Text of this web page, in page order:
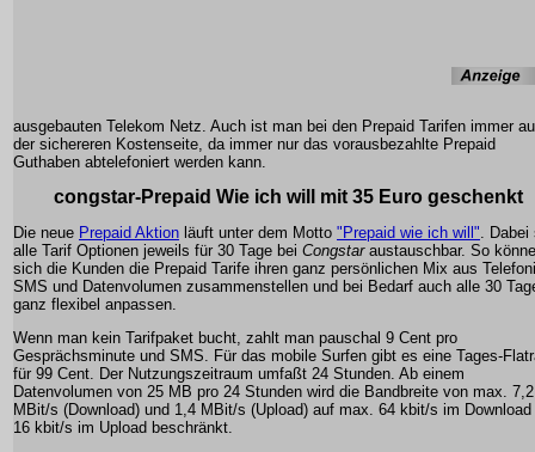
ausgebauten Telekom Netz. Auch ist man bei den Prepaid Tarifen immer
der sichereren Kostenseite, da immer nur das vorausbezahlte Prepaid
Guthaben abtelefoniert werden kann.
congstar-Prepaid Wie ich will mit 35 Euro geschenkt
Die neue Prepaid Aktion läuft unter dem Motto "Prepaid wie ich will". Dabei
alle Tarif Optionen jeweils für 30 Tage bei Congstaraustauschbar. So
sich die Kunden die Prepaid Tarife ihren ganz persönlichen Mix aus
SMS und Datenvolumen zusammenstellen und bei Bedarf auch alle 30
ganz flexibel anpassen.
Wenn man kein Tarifpaket bucht, zahlt man pauschal 9 Cent pro
Gesprächsminute und SMS. Für das mobile Surfen gibt es eine Tages-
für 99 Cent. Der Nutzungszeitraum umfaßt 24 Stunden. Ab einem
Datenvolumen von 25 MB pro 24 Stunden wird die Bandbreite von max. 7,2
MBit/s (Download) und 1,4 MBit/s (Upload) auf max. 64 kbit/s im Download
16 kbit/s im Upload beschränkt.